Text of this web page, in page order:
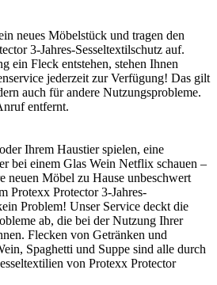
neues Möbelstück und tragen den
3-Jahres-Sesseltextilschutz auf.
ein Fleck entstehen, stehen Ihnen
jederzeit zur Verfügung! Das gilt
auch für andere Nutzungsprobleme.
entfernt.
Ihrem Haustier spielen, eine
bei einem Glas Wein Netflix schauen –
neuen Möbel zu Hause unbeschwert
Protexx Protector 3-Jahres-
Problem! Unser Service deckt die
ab, die bei der Nutzung Ihrer
Flecken von Getränken und
Spaghetti und Suppe sind alle durch
von Protexx Protector